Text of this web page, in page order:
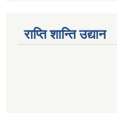
राप्ति शान्ति उद्यान